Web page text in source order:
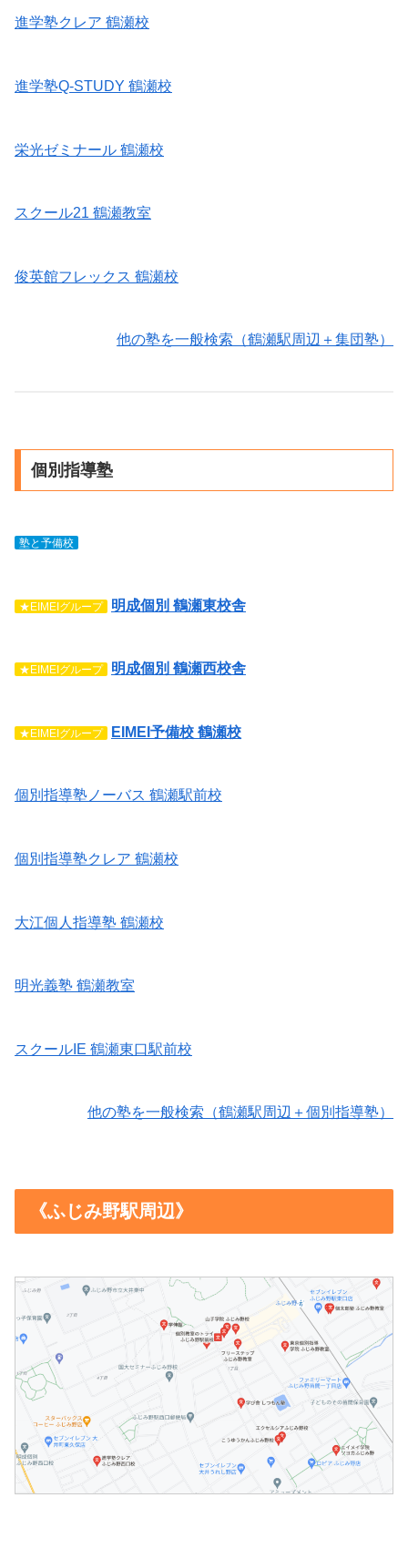
進学塾クレア 鶴瀬校
進学塾Q-STUDY 鶴瀬校
栄光ゼミナール 鶴瀬校
スクール21 鶴瀬教室
俊英館フレックス 鶴瀬校
他の塾を一般検索（鶴瀬駅周辺＋集団塾）
個別指導塾
塾と予備校
★EIMEIグループ 明成個別 鶴瀬東校舎
★EIMEIグループ 明成個別 鶴瀬西校舎
★EIMEIグループ EIMEI予備校 鶴瀬校
個別指導塾ノーバス 鶴瀬駅前校
個別指導塾クレア 鶴瀬校
大江個人指導塾 鶴瀬校
明光義塾 鶴瀬教室
スクールIE 鶴瀬東口駅前校
他の塾を一般検索（鶴瀬駅周辺＋個別指導塾）
《ふじみ野駅周辺》